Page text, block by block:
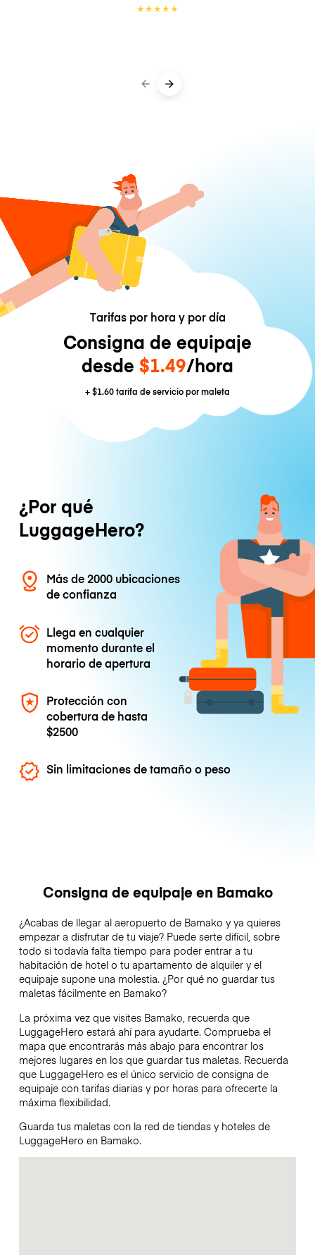
★★★★★
Tarifas por hora y por día
Consigna de equipaje
desde $1.49/hora
+$1.60tarifa de servicio por maleta
¿Por qué
LuggageHero?
Más de 2000 ubicaciones
de confianza
Llega en cualquier
momento durante el
horario de apertura
Protección con
cobertura de hasta
$2500
Sin limitaciones de tamaño o peso
Consigna de equipaje en Bamako
¿Acabas de llegar al aeropuerto de Bamako y ya quieres
empezar a disfrutar de tu viaje? Puede serte difícil, sobre
todo si todavía falta tiempo para poder entrar a tu
habitación de hotel o tu apartamento de alquiler y el
equipaje supone una molestia. ¿Por qué no guardar tus
maletas fácilmente en Bamako?
La próxima vez que visites Bamako, recuerda que
LuggageHero estará ahí para ayudarte. Comprueba el
mapa que encontrarás más abajo para encontrar los
mejores lugares en los que guardar tus maletas. Recuerda
que LuggageHero es el único servicio de consigna de
equipaje con tarifas diarias y por horas para ofrecerte la
máxima flexibilidad.
Guarda tus maletas con la red de tiendas y hoteles de
LuggageHero en Bamako.